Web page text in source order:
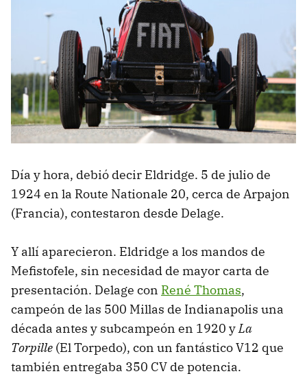
Día y hora, debió decir Eldridge. 5 de julio de
1924 en la Route Nationale 20, cerca de Arpajon
(Francia), contestaron desde Delage.
Y allí aparecieron. Eldridge a los mandos de
Mefistofele, sin necesidad de mayor carta de
presentación. Delage con René Thomas,
campeón de las 500 Millas de Indianapolis una
década antes y subcampeón en 1920 yLa
Torpille (El Torpedo), con un fantástico V12 que
también entregaba 350 CV de potencia.